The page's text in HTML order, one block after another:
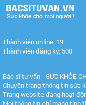
Thành viên online: 19
Thành viên đăng ký: 500
Bác sĩ tư vấn - SỨC KHỎE
Chuyên trang thông tin sức
Trang website đang hoạt